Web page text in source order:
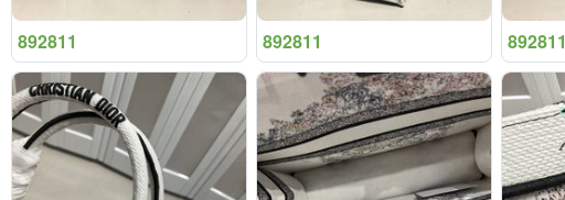
892811 892811 892811